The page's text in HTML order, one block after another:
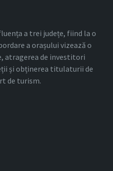
a trei județe, fiind la o
a orașului vizează o
atragerea de investitori
și obținerea titulaturii de
de turism.